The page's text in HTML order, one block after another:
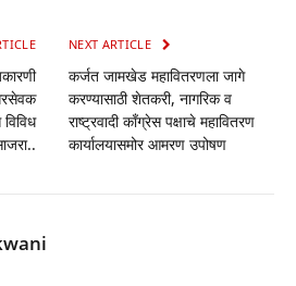
NEXT ARTICLE
कर्जत जामखेड महावितरणला जागे
करण्यासाठी शेतकरी, नागरिक व
राष्ट्रवादी काँग्रेस पक्षाचे महावितरण
कार्यालयासमोर आमरण उपोषण